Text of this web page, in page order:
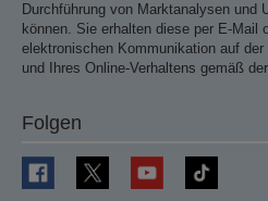
Durchführung von Marktanalysen und
können. Sie erhalten diese per E-Mail
elektronischen Kommunikation auf
und Ihres Online-Verhaltens gemäß der
Folgen